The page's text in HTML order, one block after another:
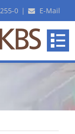
0 | E-Mail